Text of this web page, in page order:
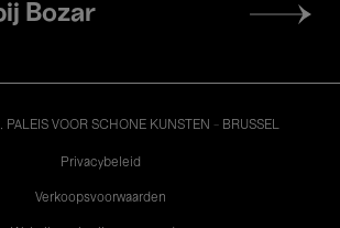
Bozar
VOOR SCHONE KUNSTEN - BRUSSEL
Privacybeleid
Verkoopsvoorwaarden